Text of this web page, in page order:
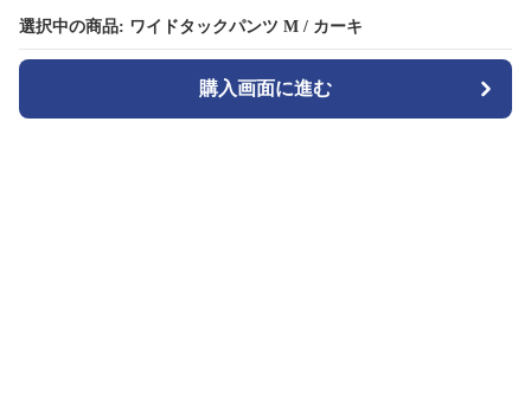
選択中の商品: ワイドタックパンツ M / カーキ
購入画面に進む
選択中の商品: ワイドタックパンツ M / カーキ
購入画面に進む